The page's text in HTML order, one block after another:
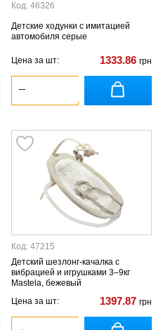
Код: 46326
Детские ходунки с имитацией
автомобиля серые
Цена за шт: 1333.86 грн
Код: 47215
Детский шезлонг-качалка с
вибрацией и игрушками 3–9кг
Mastela, бежевый
Цена за шт:
1397.87 грн